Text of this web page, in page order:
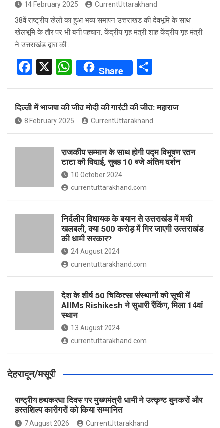
14 February 2025 CurrentUttarakhand
38वें राष्ट्रीय खेलों का हुआ भव्य समापन उत्तराखंड की देवभूमि के साथ
खेलभूमि के तौर पर भी बनी पहचान: केंद्रीय गृह मंत्री शाह केंद्रीय गृह मंत्री
ने उत्तराखंड द्वारा की…
F
ce
b
o
o
X
W
at
s
A
p
p
Share
e
दिल्ली में भाजपा की जीत मोदी की गारंटी की जीत: महाराज
8 February 2025 CurrentUttarakhand
राजकीय सम्मान के साथ होगी पद्म विभूषण रतन
टाटा की विदाई, सुबह 10 बजे अंतिम दर्शन
10 October 2024
currentuttarakhand.com
निर्दलीय विधायक के बयान से उत्तराखंड में मची
खलबली, क्‍या 500 करोड़ में गिर जाएगी उत्‍तराखंड
की धामी सरकार?
24 August 2024
currentuttarakhand.com
देश के शीर्ष 50 चिकित्सा संस्थानों की सूची में
AIIMs Rishikesh ने सुधारी रैंकिंग, मिला 14वां
स्थान
13 August 2024
currentuttarakhand.com
देहरादून/मसूरी
राष्ट्रीय हथकरघा दिवस पर मुख्यमंत्री धामी ने उत्कृष्ट बुनकरों और
हस्तशिल्प कारीगरों को किया सम्मानित
7 August 2026 CurrentUttarakhand